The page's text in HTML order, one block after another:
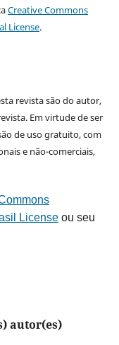
Creative Commons
License.
revista são do autor,
Em virtude de ser
de uso gratuito, com
e não-comerciais,
Licenseou seu
autor(es)